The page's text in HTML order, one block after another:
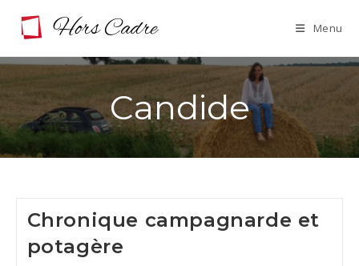
Menu
Candide
Chronique campagnarde et
potagère